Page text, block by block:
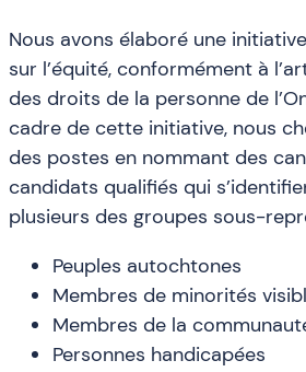
Nous avons élaboré une
sur l’équité, conformément à
des droits de la personne de
cadre de cette initiative, nous
des postes en nommant des
candidats qualifiés qui
plusieurs des groupes sous-
Peuples autochtones
Membres de minorités
Membres de la
Personnes handicapées